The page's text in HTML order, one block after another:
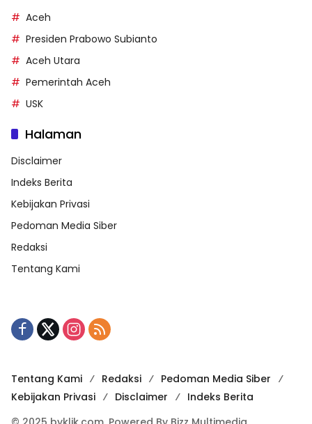
Aceh
Presiden Prabowo Subianto
Aceh Utara
Pemerintah Aceh
USK
Halaman
Disclaimer
Indeks Berita
Kebijakan Privasi
Pedoman Media Siber
Redaksi
Tentang Kami
Tentang Kami Redaksi
Pedoman Media Siber
Kebijakan Privasi
Disclaimer
Indeks Berita